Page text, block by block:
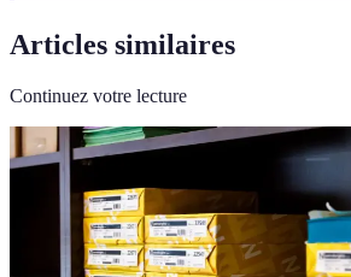
Articles similaires
Continuez votre lecture